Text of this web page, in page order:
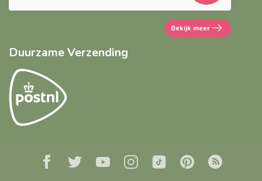
Bekijk meer
Duurzame Verzending